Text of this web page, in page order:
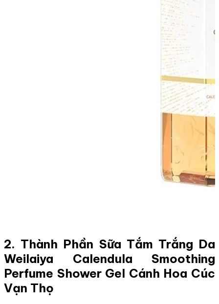
2. Thành Phần Sữa Tắm Trắng Da
Weilaiya Calendula Smoothing
Perfume Shower Gel Cánh Hoa Cúc
Vạn Thọ